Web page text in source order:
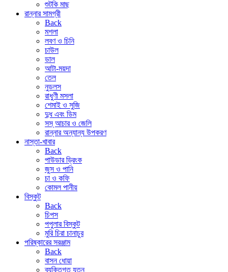
শুটকি মাছ
রান্নার সামগ্রী
Back
মশলা
লবণ ও চিনি
চাউল
ডাল
আটা-ময়দা
তেল
নুডলস
রাধুণী মসলা
শেমাই ও সুজি
দুধ এবং ডিম
সস্ আচার ও জেলি
রান্নার অন্যান্য উপকরণ
নাস্তা-খাবার
Back
পাউডার ড্রিংক
জুস ও পানি
চা ও কফি
কোমল পানীয়
বিস্কুট
Back
চিপস
পপুলার বিস্কুট
মুরি চিরা চানাচুর
পরিষ্কারের সরঞ্জাম
Back
বাসন ধোয়া
ব্যক্তিগত যত্ন